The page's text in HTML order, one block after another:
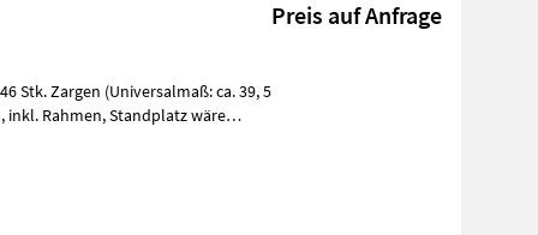
Preis auf Anfrage
Stk. Zargen (Universalmaß: ca. 39, 5